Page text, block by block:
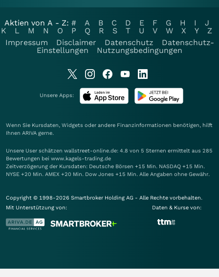
Aktien von A - Z: # A B C D E F G H I
J
K
L M N O P Q R S T U V W X Y
Z
Impressum
Disclaimer Datenschutz
Datenschutz-
Einstellungen
Nutzungsbedingungen
Unsere Apps:
Wenn Sie Kursdaten, Widgets oder andere Finanzinformationen benötigen, hilft
Ihnen ARIVA gerne.
Unsere User schätzen wallstreet-online.de: 4.8 von 5 Sternen ermittelt aus 285
Bewertungen bei www.kagels-trading.de
Zeitverzögerung der Kursdaten: Deutsche Börsen +15 Min. NASDAQ +15 Min.
NYSE +20 Min. AMEX +20 Min. Dow Jones +15 Min. Alle Angaben ohne Gewähr.
Copyright © 1998-2026 Smartbroker Holding AG - Alle Rechte vorbehalten.
Mit Unterstützung von:
Daten & Kurse von: